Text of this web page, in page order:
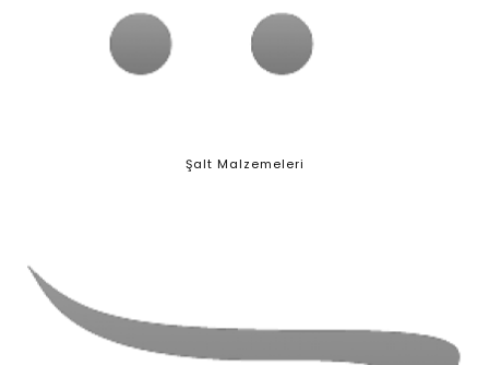
Şalt Malzemeleri